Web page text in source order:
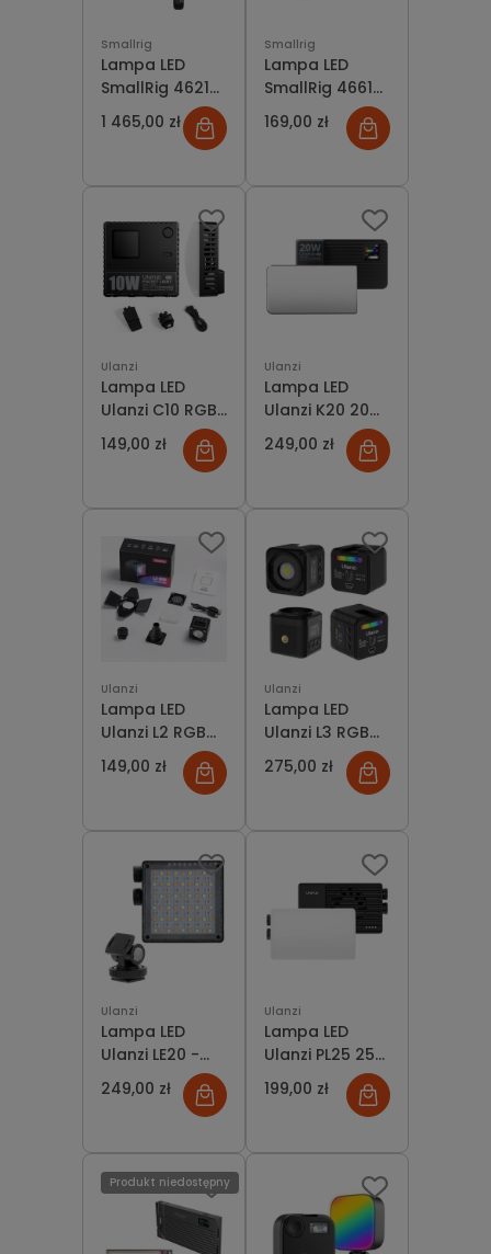
Smallrig
Lampa LED
SmallRig 4621
RC 220B Bi-
color, CRI 95,
TLCI 97, 2700-
6500K
1 465,00 zł
Smallrig
Lampa LED
SmallRig 4661
Vibe P108 Pro
mini Video Light
6500Kfcena
169,00 zł
Ulanzi
Lampa LED
Ulanzi C10 RGB
1800-9000K
149,00 zł
Ulanzi
Lampa LED
Ulanzi K20 20W
RGB 1800-
9000K
249,00 zł
Ulanzi
Lampa LED
Ulanzi L2 RGB
Mini +
Akcesoria
149,00 zł
Ulanzi
Lampa LED
Ulanzi L3 RGB
Projektor Gobo
z fitrami
275,00 zł
Ulanzi
Lampa LED
Ulanzi LE20 -
RGB, WB (2500
K - 9000 K)
249,00 zł
Ulanzi
Lampa LED
Ulanzi PL25 25W
Bi-Color 2700-
6500K
199,00 zł
Produkt niedostępny